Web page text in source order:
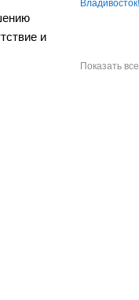
и
Показать все